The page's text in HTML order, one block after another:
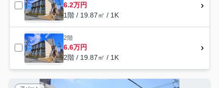
6.2万円
1階 / 19.87㎡ / 1K
2階
6.6万円
2階 / 19.87㎡ / 1K